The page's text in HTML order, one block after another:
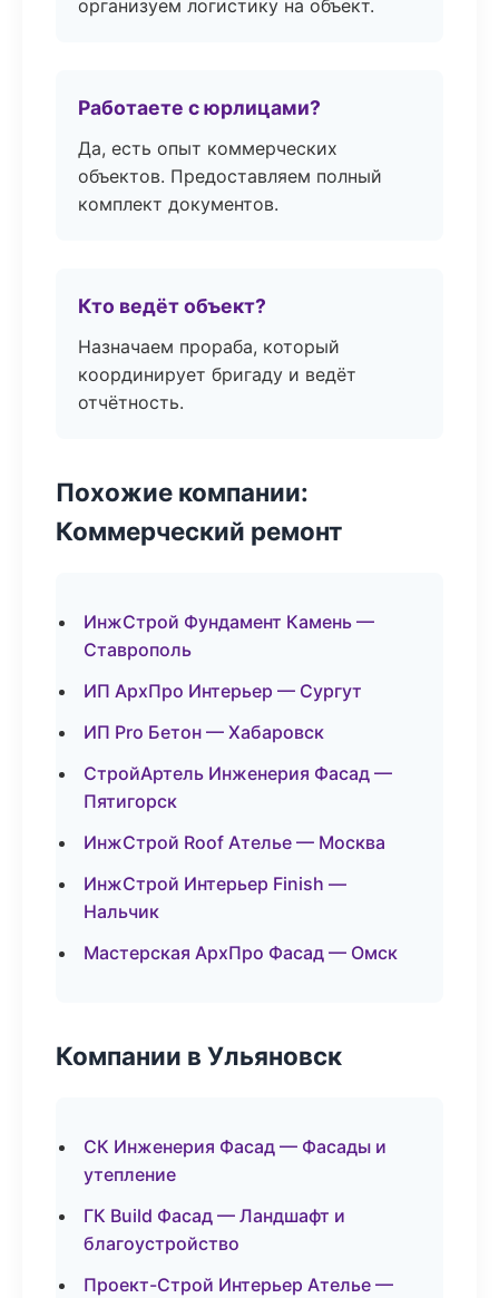
организуем логистику на объект.
Работаете с юрлицами?
Да, есть опыт коммерческих
объектов. Предоставляем полный
комплект документов.
Кто ведёт объект?
Назначаем прораба, который
координирует бригаду и ведёт
отчётность.
Похожие компании:
Коммерческий ремонт
ИнжСтрой Фундамент Камень —
Ставрополь
ИП АрхПро Интерьер — Сургут
ИП Pro Бетон — Хабаровск
СтройАртель Инженерия Фасад —
Пятигорск
ИнжСтрой Roof Ателье — Москва
ИнжСтрой Интерьер Finish —
Нальчик
Мастерская АрхПро Фасад — Омск
Компании в Ульяновск
СК Инженерия Фасад — Фасады и
утепление
ГК Build Фасад — Ландшафт и
благоустройство
Проект-Строй Интерьер Ателье —